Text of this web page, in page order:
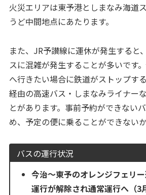
火災エリアは東予港としまなみ海道
うど中間地点にあたります。
また、JR予讃線に運休が発生すると
スに混雑が発生することが多いです
へ行きたい場合に鉄道がストップす
経由の高速バス・しまなみライナー
とがあります。事前予約ができない
め、予定の便に乗ることができない
バスの運行状況
今治～東予のオレンジフェリ
運行が解除され通常運行へ（3